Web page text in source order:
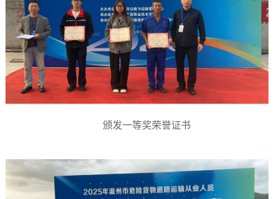
颁发一等奖荣誉证书